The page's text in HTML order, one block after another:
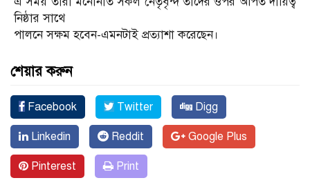
নিষ্ঠার সাথে
পালনে সক্ষম হবেন-এমনটাই প্রত্যাশা করেছেন।
শেয়ার করুন
Facebook Twitter Digg
Linkedin Reddit Google Plus
Pinterest Print